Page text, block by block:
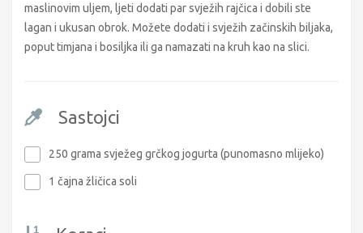
maslinovim uljem, ljeti dodati par svježih rajčica i dobili ste
lagan i ukusan obrok. Možete dodati i svježih začinskih biljaka,
poput timjana i bosiljka ili ga namazati na kruh kao na slici.
Sastojci
250 grama svježeg grčkog jogurta (punomasno mlijeko)
1 čajna žličica soli